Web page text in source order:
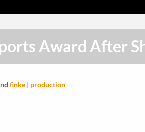
Award After
finke | production